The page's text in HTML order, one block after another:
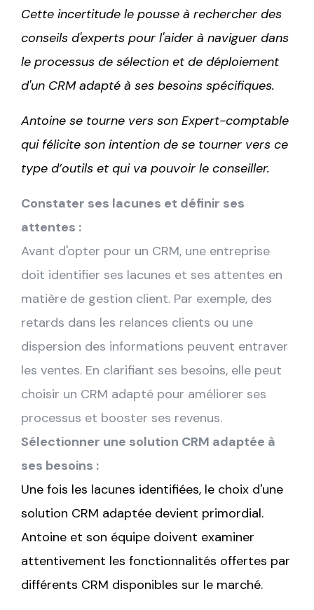
Cette incertitude le pousse à rechercher des
conseils d'experts pour l'aider à naviguer dans
le processus de sélection et de déploiement
d'un CRM adapté à ses besoins spécifiques.
Antoine se tourne vers son Expert-comptable
qui félicite son intention de se tourner vers ce
type d’outils et qui va pouvoir le conseiller.
Constater ses lacunes et définir ses
attentes :
Avant d'opter pour un CRM, une entreprise
doit identifier ses lacunes et ses attentes en
matière de gestion client. Par exemple, des
retards dans les relances clients ou une
dispersion des informations peuvent entraver
les ventes. En clarifiant ses besoins, elle peut
choisir un CRM adapté pour améliorer ses
processus et booster ses revenus.
Sélectionner une solution CRM adaptée à
ses besoins :
Une fois les lacunes identifiées, le choix d'une
solution CRM adaptée devient primordial.
Antoine et son équipe doivent examiner
attentivement les fonctionnalités offertes par
différents CRM disponibles sur le marché.